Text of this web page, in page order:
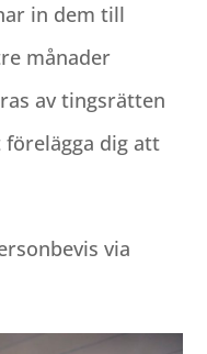
in dem till
månader
av tingsrätten
dig att
via